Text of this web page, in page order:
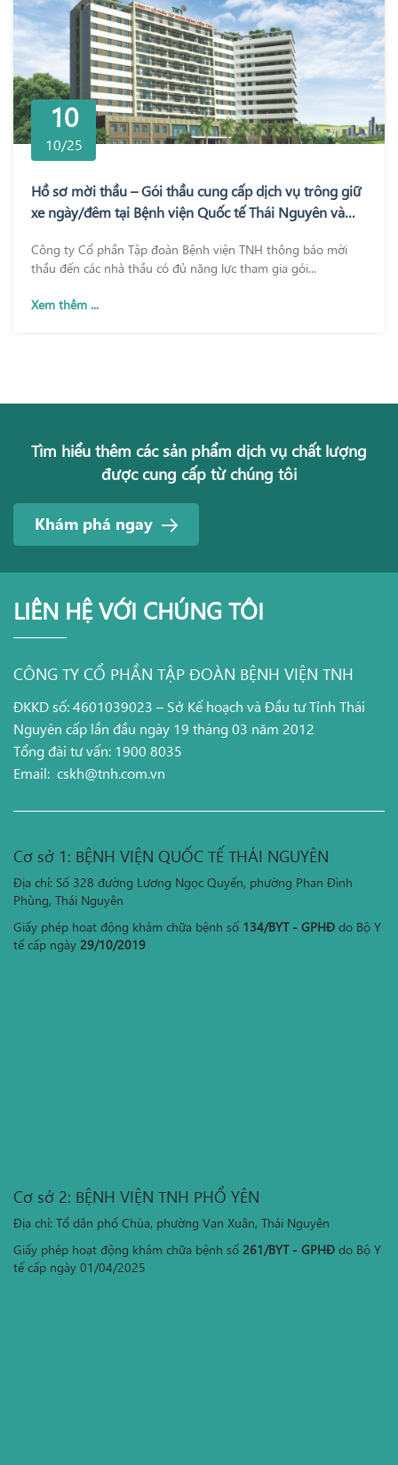
10
10/25
Hồ sơ mời thầu – Gói thầu cung cấp dịch vụ trông giữ
xe ngày/đêm tại Bệnh viện Quốc tế Thái Nguyên và
Công ty Cổ phần Tập đoàn Bệnh viện TNH thông báo mời
thầu đến các nhà thầu có đủ năng lực tham gia gói...
Xem thêm ...
Tìm hiểu thêm các sản phẩm dịch vụ chất lượng
được cung cấp từ chúng tôi
Khám phá ngay
LIÊN HỆ VỚI CHÚNG TÔI
CÔNG TY CỔ PHẦN TẬP ĐOÀN BỆNH VIỆN TNH
ĐKKD số: 4601039023 – Sở Kế hoạch và Đầu tư Tỉnh Thái
Nguyên cấp lần đầu ngày 19 tháng 03 năm 2012
Tổng đài tư vấn: 1900 8035
Email: cskh@tnh.com.vn
Cơ sở 1: BỆNH VIỆN QUỐC TẾ THÁI NGUYÊN
Địa chỉ: Số 328 đường Lương Ngọc Quyến, phường Phan Đình
Phùng, Thái Nguyên
Giấy phép hoạt động khám chữa bệnh số 134/BYT - GPHĐ do Bộ Y
tế cấp ngày 29/10/2019
Cơ sở 2: BỆNH VIỆN TNH PHỔ YÊN
Địa chỉ: Tổ dân phố Chùa, phường Vạn Xuân, Thái Nguyên
Giấy phép hoạt động khám chữa bệnh số 261/BYT - GPHĐ do Bộ Y
tế cấp ngày 01/04/2025